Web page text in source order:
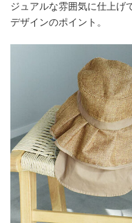
ジュアルな雰囲気に仕上げ
デザインのポイント。